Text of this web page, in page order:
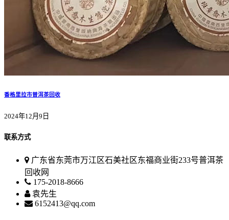
香格里拉市普洱茶回收
2024年12月9日
联系方式
广东省东莞市万江区石美社区东福商业街233号普洱茶
回收网
175-2018-8666
袁先生
6152413@qq.com